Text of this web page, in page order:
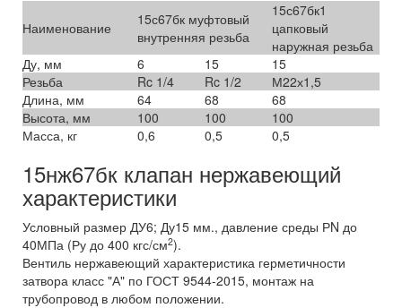
Наименование
15с67бк муфтовый
внутренняя резьба
15с67бк1
цапковый
наружная резьба
Ду, мм
6 15
15
Резьба
Rc 1/4 Rc 1/2
М22х1,5
Длина, мм
64 68
68
Высота, мм
100 100
100
Масса, кг
0,6 0,5 0,5
15нж67бк клапан нержавеющий
характеристики
Условный размер ДУ6; Ду15 мм., давление среды РN до
40МПа (Ру до 400 кгс/см2).
Вентиль нержавеющий характеристика герметичности
затвора класс "А" по ГОСТ 9544-2015, монтаж на
трубопровод в любом положении.